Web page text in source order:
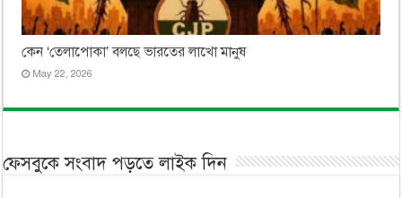
কেন ‘তেলাপোকা’ বলছে ভারতের লাখো মানুষ
May 22, 2026
ফেসবুকে সংবাদ পড়তে লাইক দিন